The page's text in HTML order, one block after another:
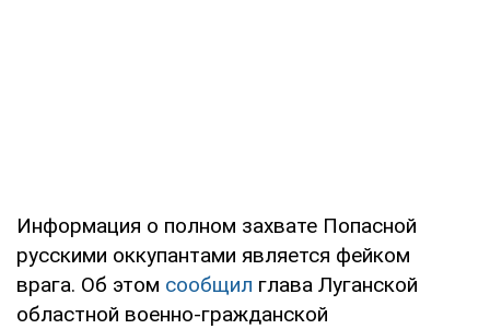
Информация о полном захвате Попасной
русскими оккупантами является фейком
врага. Об этом сообщил глава Луганской
областной военно-гражданской